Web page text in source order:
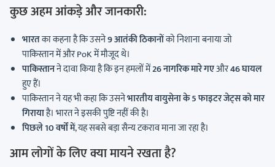
कुछ अहम आंकड़े और जानकारी:
भारतका कहना है कि उसने9 आतंकी ठिकानोंको निशाना बनाया जो
पाकिस्तान में और PoK में मौजूद थे।
पाकिस्तानने दावा किया है कि इन हमलों में26 नागरिक मारे गएऔर46 घायल
हुए हैं।
पाकिस्तान ने यह भी कहा कि उसनेभारतीय वायुसेना के 5 फाइटर जेट्स को मार
गिरायाहै। भारत ने इसकी पुष्टि नहीं की है।
पिछले 10 वर्षों में, यह सबसे बड़ा सैन्य टकराव माना जा रहा है।
आम लोगों के लिए क्या मायने रखता है?